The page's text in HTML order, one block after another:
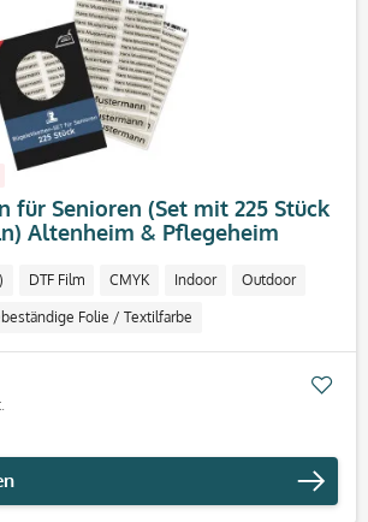
für Senioren (Set mit 225 Stück
Altenheim & Pflegeheim
DTF Film CMYK Indoor Outdoor
Folie / Textilfarbe